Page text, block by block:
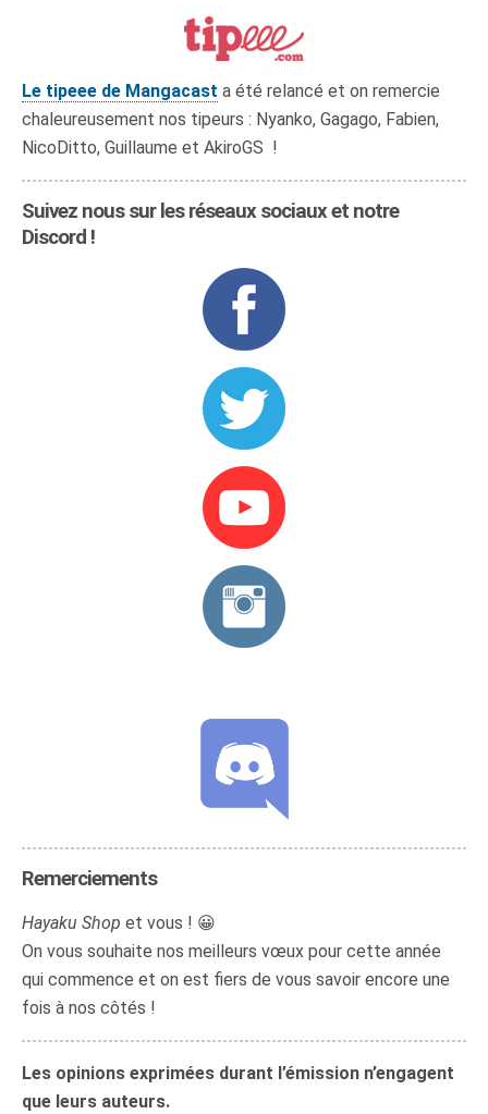
Le tipeee de Mangacast a été relancé et on remercie
chaleureusement nos tipeurs : Nyanko, Gagago, Fabien,
NicoDitto, Guillaume et AkiroGS !
Suivez nous sur les réseaux sociaux et notre
Discord !
Remerciements
Hayaku Shop et vous ! 😀
On vous souhaite nos meilleurs vœux pour cette année
qui commence et on est fiers de vous savoir encore une
fois à nos côtés !
Les opinions exprimées durant l’émission n’engagent
que leurs auteurs.